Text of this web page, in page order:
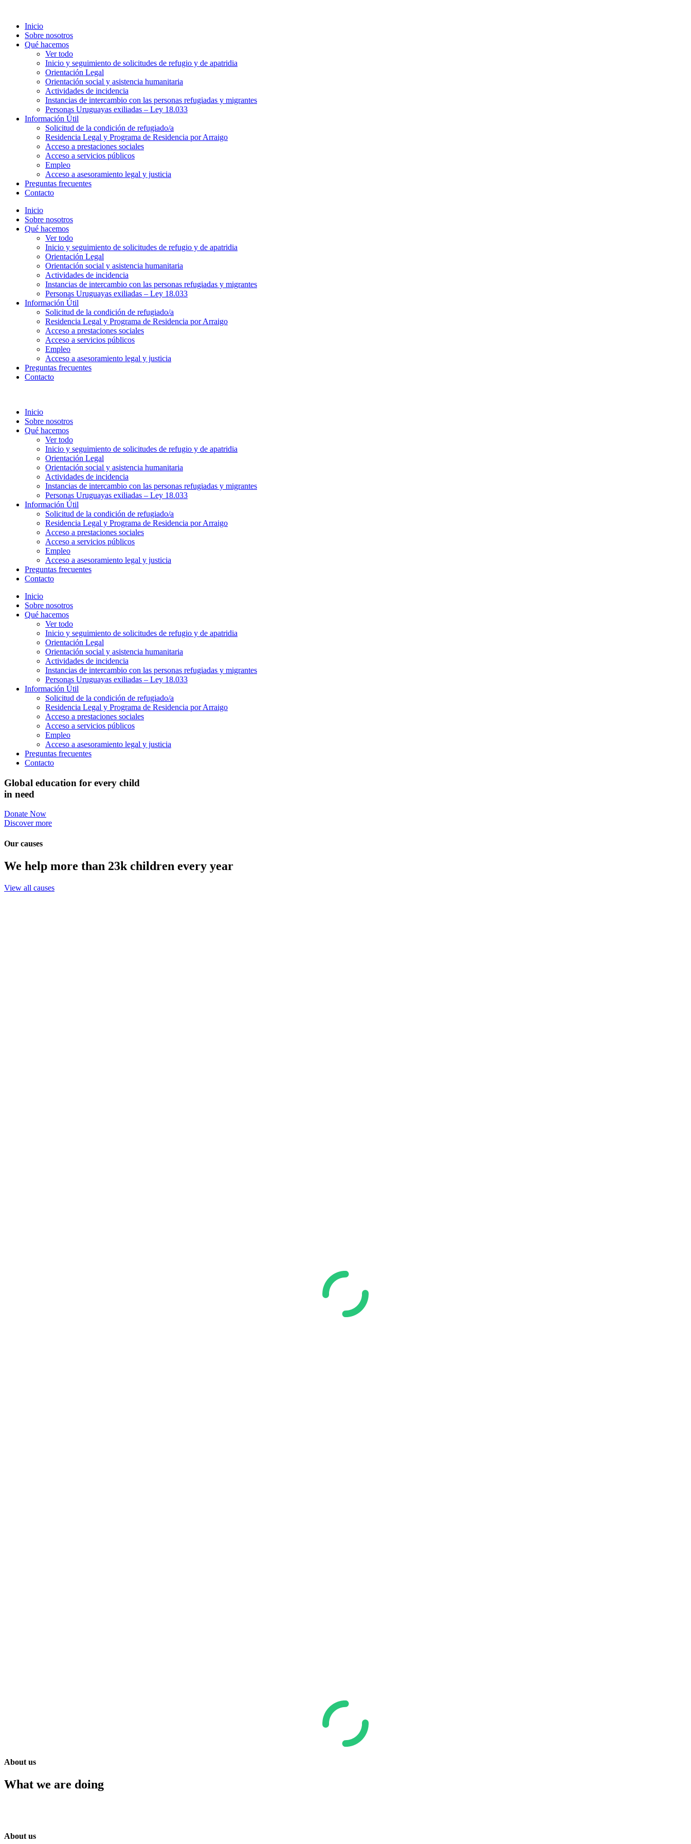
Inicio
Sobre nosotros
Qué hacemos
Ver todo
Inicio y seguimiento de solicitudes de refugio y de apatridia
Orientación Legal
Orientación social y asistencia humanitaria
Actividades de incidencia
Instancias de intercambio con las personas refugiadas y migrantes​
Personas Uruguayas exiliadas – Ley 18.033
Información Útil
Solicitud de la condición de refugiado/a
Residencia Legal y Programa de Residencia por Arraigo
Acceso a prestaciones sociales
Acceso a servicios públicos
Empleo
Acceso a asesoramiento legal y justicia
Preguntas frecuentes
Contacto
Inicio
Sobre nosotros
Qué hacemos
Ver todo
Inicio y seguimiento de solicitudes de refugio y de apatridia
Orientación Legal
Orientación social y asistencia humanitaria
Actividades de incidencia
Instancias de intercambio con las personas refugiadas y migrantes​
Personas Uruguayas exiliadas – Ley 18.033
Información Útil
Solicitud de la condición de refugiado/a
Residencia Legal y Programa de Residencia por Arraigo
Acceso a prestaciones sociales
Acceso a servicios públicos
Empleo
Acceso a asesoramiento legal y justicia
Preguntas frecuentes
Contacto
Inicio
Sobre nosotros
Qué hacemos
Ver todo
Inicio y seguimiento de solicitudes de refugio y de apatridia
Orientación Legal
Orientación social y asistencia humanitaria
Actividades de incidencia
Instancias de intercambio con las personas refugiadas y migrantes​
Personas Uruguayas exiliadas – Ley 18.033
Información Útil
Solicitud de la condición de refugiado/a
Residencia Legal y Programa de Residencia por Arraigo
Acceso a prestaciones sociales
Acceso a servicios públicos
Empleo
Acceso a asesoramiento legal y justicia
Preguntas frecuentes
Contacto
Inicio
Sobre nosotros
Qué hacemos
Ver todo
Inicio y seguimiento de solicitudes de refugio y de apatridia
Orientación Legal
Orientación social y asistencia humanitaria
Actividades de incidencia
Instancias de intercambio con las personas refugiadas y migrantes​
Personas Uruguayas exiliadas – Ley 18.033
Información Útil
Solicitud de la condición de refugiado/a
Residencia Legal y Programa de Residencia por Arraigo
Acceso a prestaciones sociales
Acceso a servicios públicos
Empleo
Acceso a asesoramiento legal y justicia
Preguntas frecuentes
Contacto
Global education for every child
in need
Donate Now
Discover more
Our causes
We help more than 23k children every year
View all causes
About us
What we are doing
About us